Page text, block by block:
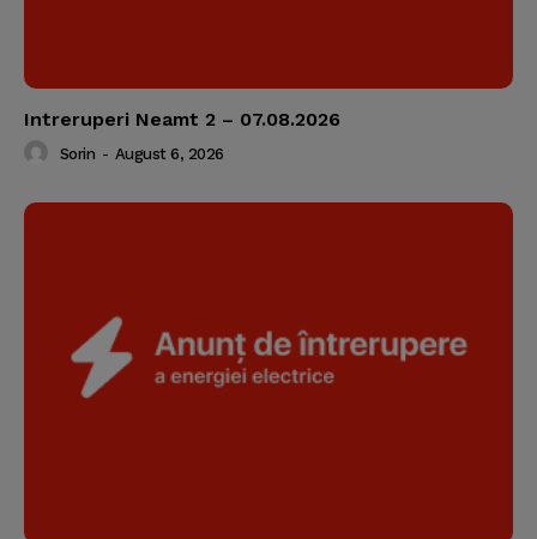
Intreruperi Neamt 2 – 07.08.2026
Sorin - August 6, 2026